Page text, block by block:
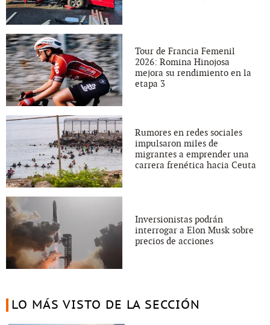
Tour de Francia Femenil
2026: Romina Hinojosa
mejora su rendimiento en la
etapa 3
Rumores en redes sociales
impulsaron miles de
migrantes a emprender una
carrera frenética hacia Ceuta
Inversionistas podrán
interrogar a Elon Musk sobre
precios de acciones
LO MÁS VISTO DE LA SECCIÓN